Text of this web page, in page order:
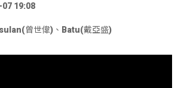
19:08
曾世偉) 、 Batu(戴亞盛)